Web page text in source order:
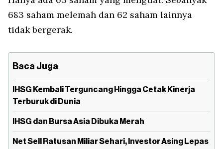
683 saham melemah dan 62 saham lainnya
tidak bergerak.
Baca Juga
IHSG Kembali Terguncang Hingga Cetak Kinerja
Terburuk di Dunia
IHSG dan Bursa Asia Dibuka Merah
Net Sell Ratusan Miliar Sehari, Investor Asing Lepas